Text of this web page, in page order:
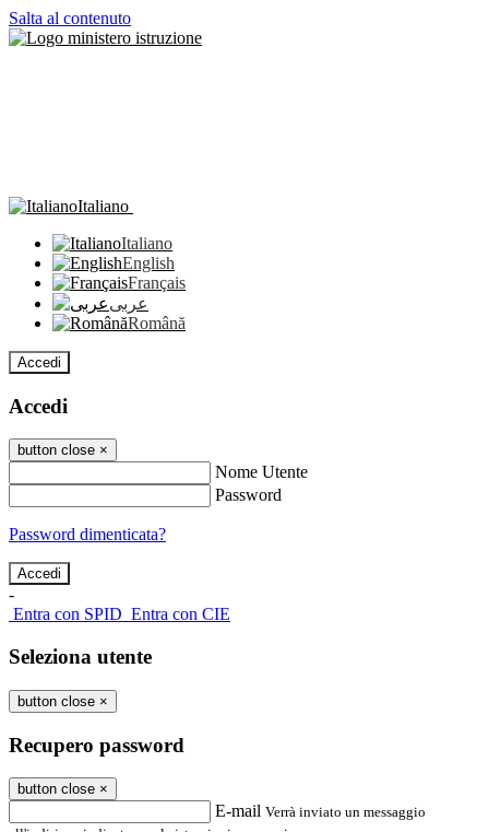
Salta al contenuto
Italiano
Italiano
English
Français
عربى
Română
Accedi
Accedi
button close ×
Nome Utente
Password
Password dimenticata?
-
Entra con SPID Entra con CIE
Seleziona utente
button close ×
Recupero password
button close ×
E-mail Verrà inviato un messaggio